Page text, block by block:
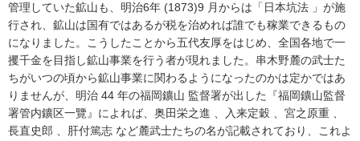
管理していた鉱山も、明治6年 (1873)9 月からは「日本坑法 」が施
行され、鉱山は国有ではあるが税を治めれば誰でも稼業できるもの
になりました。こうしたことから五代友厚をはじめ、全国各地で一
攫千金を目指し鉱山事業を行う者が現れました。串木野麓の武士た
ちがいつの頃から鉱山事業に関わるようになったのかは定かではあ
りませんが、明治 44 年の福岡鑛山 監督署が出した『福岡鑛山監督
署管内鑛区一覽』によれば、奥田栄之進 、入来定穀 、宮之原重 、
長直史郎 、肝付篤志 など麓武士たちの名が記載されており、これよ